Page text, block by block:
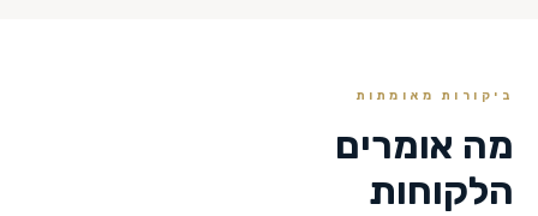
ביקורות מאומתות
מה אומרים
הלקוחות